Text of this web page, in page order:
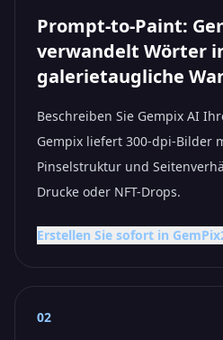
Prompt-to-Paint:
verwandelt Wörter
galerietaugliche
Beschreiben Sie Gempix AI
Gempix liefert 300-dpi-Bilder
Pinselstruktur und
Drucke oder NFT-Drops.
Erstellen Sie sofort in
02